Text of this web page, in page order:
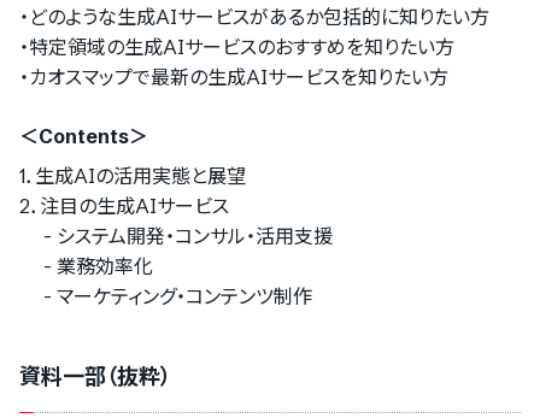
・どのような生成AIサービスがあるか包括的に知りたい方
・特定領域の生成AIサービスのおすすめを知りたい方
・カオスマップで最新の生成AIサービスを知りたい方
＜Contents＞
1．生成AIの活用実態と展望
2．注目の生成AIサービス
- システム開発・コンサル・活用支援
- 業務効率化
- マーケティング・コンテンツ制作
資料一部（抜粋）